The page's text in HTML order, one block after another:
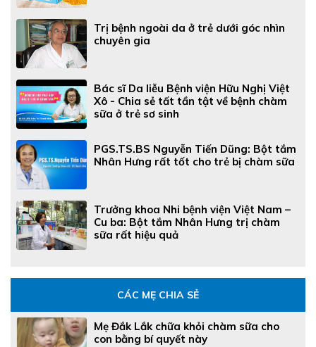
Trị bệnh ngoài da ở trẻ dưới góc nhìn
chuyên gia
Bác sĩ Da liễu Bệnh viện Hữu Nghị Việt
Xô - Chia sẻ tất tần tật về bệnh chàm
sữa ở trẻ sơ sinh
PGS.TS.BS Nguyễn Tiến Dũng: Bột tắm
Nhân Hưng rất tốt cho trẻ bị chàm sữa
Trưởng khoa Nhi bệnh viện Việt Nam –
Cu ba: Bột tắm Nhân Hưng trị chàm
sữa rất hiệu quả
CÁC MẸ CHIA SẺ
Mẹ Đắk Lắk chữa khỏi chàm sữa cho
con bằng bí quyết này